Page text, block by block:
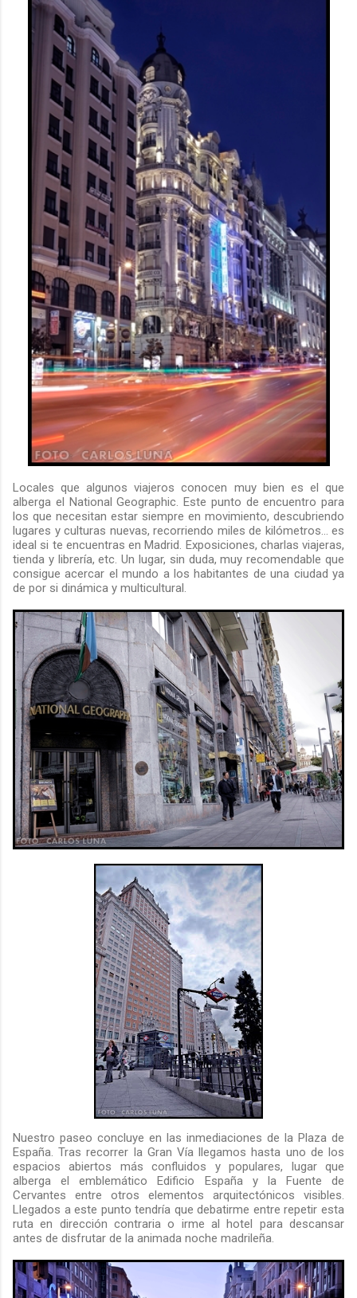
Locales que algunos viajeros conocen muy bien es el que
alberga el National Geographic. Este punto de encuentro para
los que necesitan estar siempre en movimiento, descubriendo
lugares y culturas nuevas, recorriendo miles de kilómetros... es
ideal si te encuentras en Madrid. Exposiciones, charlas viajeras,
tienda y librería, etc. Un lugar, sin duda, muy recomendable que
consigue acercar el mundo a los habitantes de una ciudad ya
de por si dinámica y multicultural.
Nuestro paseo concluye en las inmediaciones de la Plaza de
España. Tras recorrer la Gran Vía llegamos hasta uno de los
espacios abiertos más confluidos y populares, lugar que
alberga el emblemático Edificio España y la Fuente de
Cervantes entre otros elementos arquitectónicos visibles.
Llegados a este punto tendría que debatirme entre repetir esta
ruta en dirección contraria o irme al hotel para descansar
antes de disfrutar de la animada noche madrileña.